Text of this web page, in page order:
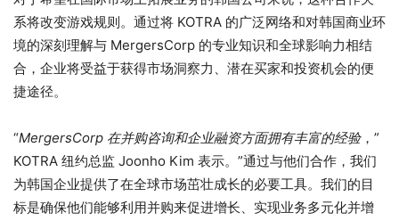
系将改变游戏规则。通过将 KOTRA 的广泛网络和对韩国商业环
境的深刻理解与 MergersCorp 的专业知识和全球影响力相结
合，企业将受益于获得市场洞察力、潜在买家和投资机会的便
捷途径。
“MergersCorp 在并购咨询和企业融资方面拥有丰富的经验，”
KOTRA 纽约总监 Joonho Kim 表示。”通过与他们合作，我们
为韩国企业提供了在全球市场茁壮成长的必要工具。我们的目
标是确保他们能够利用并购来促进增长、实现业务多元化并增